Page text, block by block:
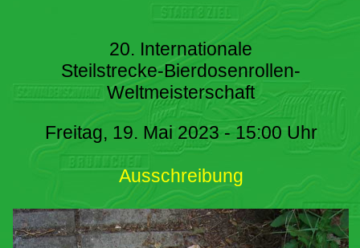
20. Internationale
Steilstrecke-Bierdosenrollen-
Weltmeisterschaft
Freitag, 19. Mai 2023 - 15:00 Uhr
Ausschreibung